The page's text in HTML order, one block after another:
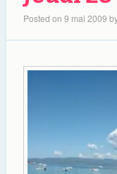
Posted on 9 mai 2009